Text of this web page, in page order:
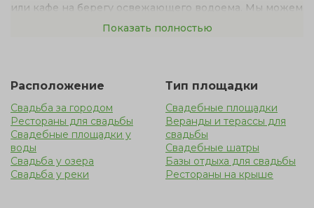
или кафе на берегу освежающего водоема. Мы можем
предложить великолепные банкетные залы с
относительно недорогой вариант. Пышное торжество
дарит неограниченные возможности, в отличие от
закрытого помещения. Такая уединенная локация на
природе является прекрасным решением, но следует
помнить, что на открытой местности гостей может
застать дождь, поэтому лучше продумать вариант с
Показать полностью
Расположение
Свадьба за городом
Рестораны для свадьбы
Свадебные площадки у
воды
Свадьба у озера
Свадьба у реки
Тип площадки
Свадебные площадки
Веранды и терассы для
свадьбы
Свадебные шатры
Базы отдыха для свадьбы
Рестораны на крыше